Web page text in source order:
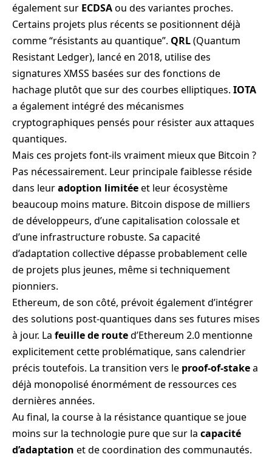
également sur ECDSAou des variantes proches.
Certains projets plus récents se positionnent déjà
comme “résistants au quantique”. QRL(Quantum
Resistant Ledger), lancé en 2018, utilise des
signatures XMSS basées sur des fonctions de
hachage plutôt que sur des courbes elliptiques. IOTA
a également intégré des mécanismes
cryptographiques pensés pour résister aux attaques
quantiques.
Mais ces projets font-ils vraiment mieux que Bitcoin ?
Pas nécessairement. Leur principale faiblesse réside
dans leuradoption limitéeet leur écosystème
beaucoup moins mature. Bitcoin dispose de milliers
de développeurs, d’une capitalisation colossale et
d’une infrastructure robuste. Sa capacité
d’adaptation collective dépasse probablement celle
de projets plus jeunes, même si techniquement
pionniers.
Ethereum, de son côté, prévoit également d’intégrer
des solutions post-quantiques dans ses futures mises
à jour. La feuille de routed’Ethereum 2.0 mentionne
explicitement cette problématique, sans calendrier
précis toutefois. La transition vers le proof-of-stakea
déjà monopolisé énormément de ressources ces
dernières années.
Au final, la course à la résistance quantique se joue
moins sur la technologie pure que sur la capacité
d’adaptation et de coordination des communautés.